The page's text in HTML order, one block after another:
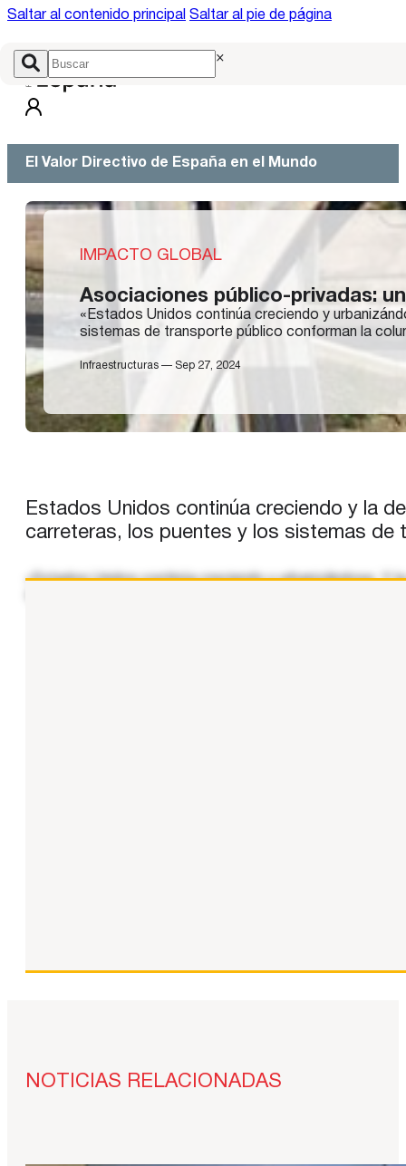
Saltar al contenido principal Saltar al pie de página
×
El Valor Directivo de España en el Mundo
IMPACTO GLOBAL
Asociaciones público-privadas:
«Estados Unidos continúa creciendo y
sistemas de transporte público conforman la
Infraestructuras — Sep 27, 2024
Estados Unidos continúa creciendo y la
carreteras, los puentes y los sistemas de
«Estados Unidos continúa creciendo y urbanizándose. Y
NOTICIAS RELACIONADAS